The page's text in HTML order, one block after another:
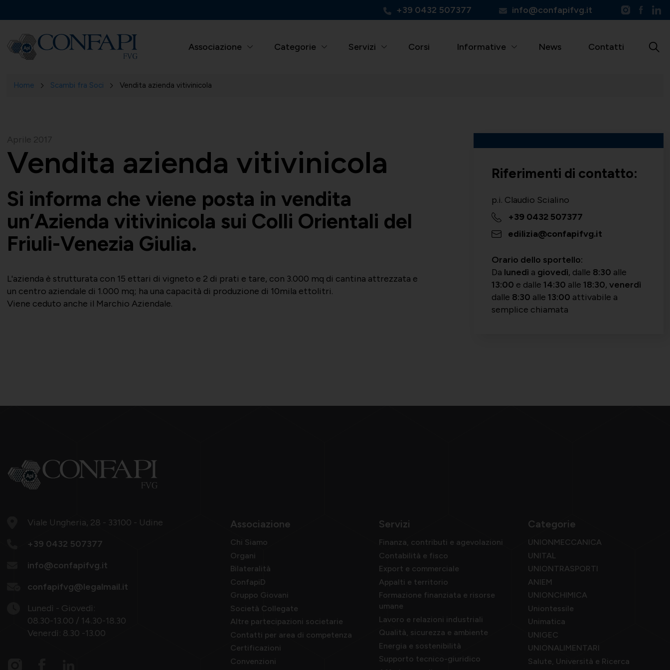
+39 0432 507377 info@confapifvg.it
Associazione Categorie Servizi Corsi Informative News Contatti
Home Scambi fra Soci Vendita azienda vitivinicola
Aprile 2017
Vendita azienda vitivinicola
Si informa che viene posta in vendita
un’Azienda vitivinicola sui Colli Orientali del
Friuli-Venezia Giulia.
L'azienda è strutturata con 15 ettari di vigneto e 2 di prati e tare, con 3.000 mq di cantina attrezzata e
un centro aziendale di 1.000 mq; ha una capacità di produzione di 10mila ettolitri.
Viene ceduto anche il Marchio Aziendale.
Riferimenti di contatto:
p.i. Claudio Scialino
+39 0432 507377
edilizia@confapifvg.it
Orario dello sportello:
Da lunedì a giovedì, dalle 8:30 alle
13:00 e dalle 14:30 alle 18:30, venerdì
dalle 8:30 alle 13:00 attivabile a
semplice chiamata
Associazione
Chi Siamo
Organi
Bilateralità
ConfapiD
Gruppo Giovani
Società Collegate
Altre partecipazioni societarie
Contatti per area di competenza
Certificazioni
Convenzioni
Servizi
Finanza, contributi e agevolazioni
Contabilità e fisco
Export e commerciale
Appalti e territorio
Formazione finanziata e risorse
umane
Lavoro e relazioni industriali
Qualità, sicurezza e ambiente
Energia e sostenibilità
Supporto tecnico-giuridico
Categorie
UNIONMECCANICA
UNITAL
UNIONTRASPORTI
ANIEM
UNIONCHIMICA
Uniontessile
Unimatica
UNIGEC
UNIONALIMENTARI
Salute, Università e Ricerca
Viale Ungheria, 28 - 33100 - Udine
+39 0432 507377
info@confapifvg.it
confapifvg@legalmail.it
Lunedì - Giovedì:
08.30-13.00 / 14.30-18.30
Venerdì: 8.30 -13.00